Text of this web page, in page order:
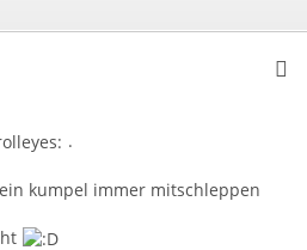
.
kumpel immer mitschleppen